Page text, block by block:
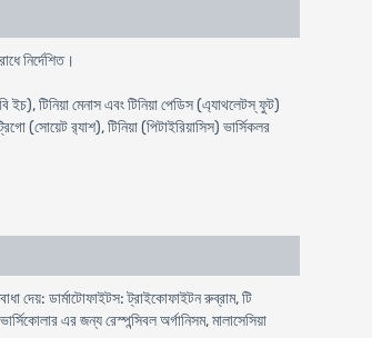
নির্দেশিত।
টিনিয়া মেনাস এবং টিনিয়া পেডিস (এ্যাথলেটস্ ফুট)
(সোয়েট র‍্যাশ), টিনিয়া (পিটাইরিয়াসিস) ভার্সিকলর
দেয়: ডার্মাটোফাইটস: ট্রাইকোফাইটন রুব্রাম, টি
এর জন্য রেস্পন্সিবল অর্গানিসম, মালাসেসিয়া